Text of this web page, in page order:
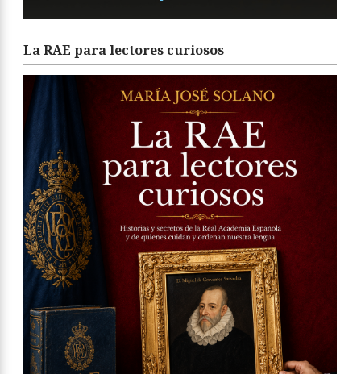
La RAE para lectores curiosos